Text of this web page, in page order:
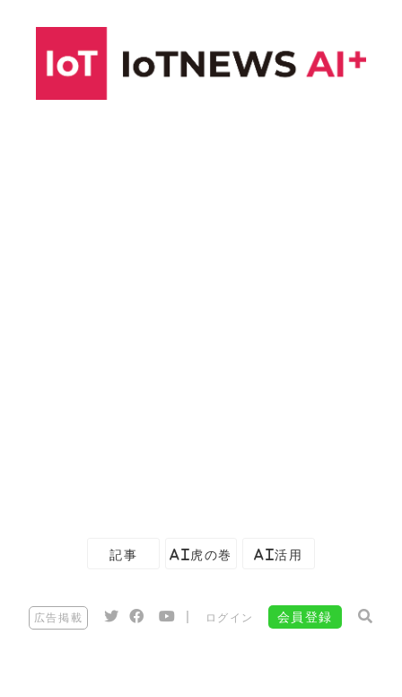
記事 AI虎の巻 AI活用
広告掲載 ログイン 会員登録